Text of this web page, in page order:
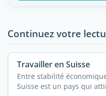
Continuez votre
Travailler en Suisse
Entre stabilité
Suisse est un pays qui